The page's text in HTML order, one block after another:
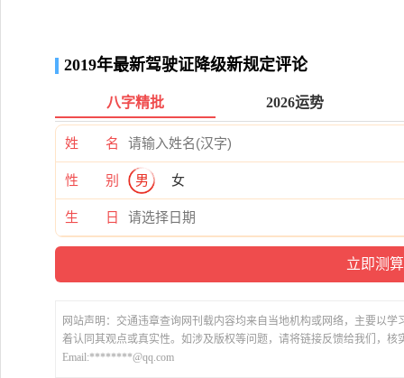
2019年最新驾驶证降级新规定评论
八字精批 2026运势
姓 名
性 别 男 女
生 日
网站声明：交通违章查询网刊载内容均来自当地机构或网络，主要以
着认同其观点或真实性。如涉及版权等问题，请将链接反馈给我们，核
Email:********@qq.com